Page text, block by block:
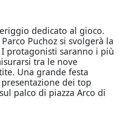
dedicato al gioco.
Puchoz si svolgerà la
I protagonisti saranno i più
tra le nove
Una grande festa
dei top
palco di piazza Arco di